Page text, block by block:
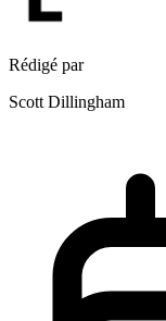
Rédigé par
Scott Dillingham